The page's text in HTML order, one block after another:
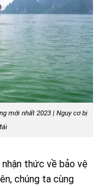
mới nhất 2023 | Nguy cơ bị
thức về bảo vệ
chúng ta cùng